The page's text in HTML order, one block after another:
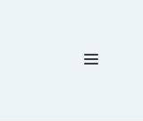
Menu